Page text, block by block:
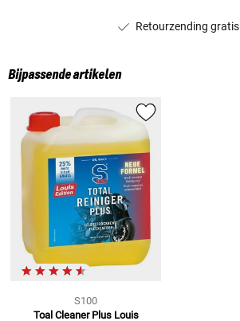
Retourzending gratis
Bijpassende artikelen
S100
Toal Cleaner Plus Louis